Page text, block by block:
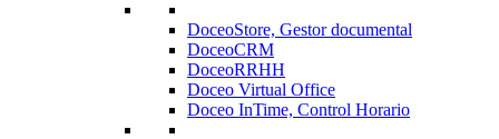
DoceoStore, Gestor documental
DoceoCRM
DoceoRRHH
Doceo Virtual Office
Doceo InTime, Control Horario